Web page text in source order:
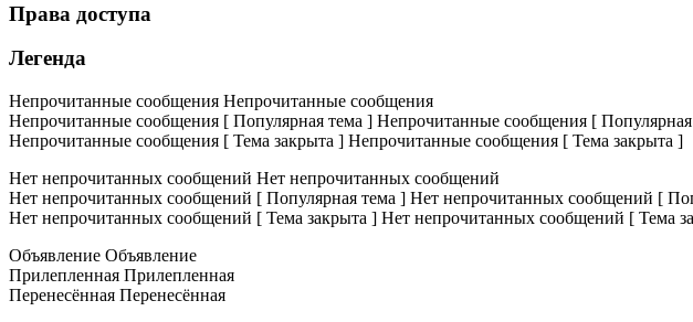
Права доступа
Легенда
Непрочитанные сообщения Непрочитанные сообщения
Непрочитанные сообщения [ Популярная тема ] Непрочитанные сообщения [
Непрочитанные сообщения [ Тема закрыта ] Непрочитанные сообщения [ Тема закрыта ]
Нет непрочитанных сообщений Нет непрочитанных сообщений
Нет непрочитанных сообщений [ Популярная тема ] Нет непрочитанных сообщений [
Нет непрочитанных сообщений [ Тема закрыта ] Нет непрочитанных сообщений [ Тема
Объявление Объявление
Прилепленная Прилепленная
Перенесённая Перенесённая